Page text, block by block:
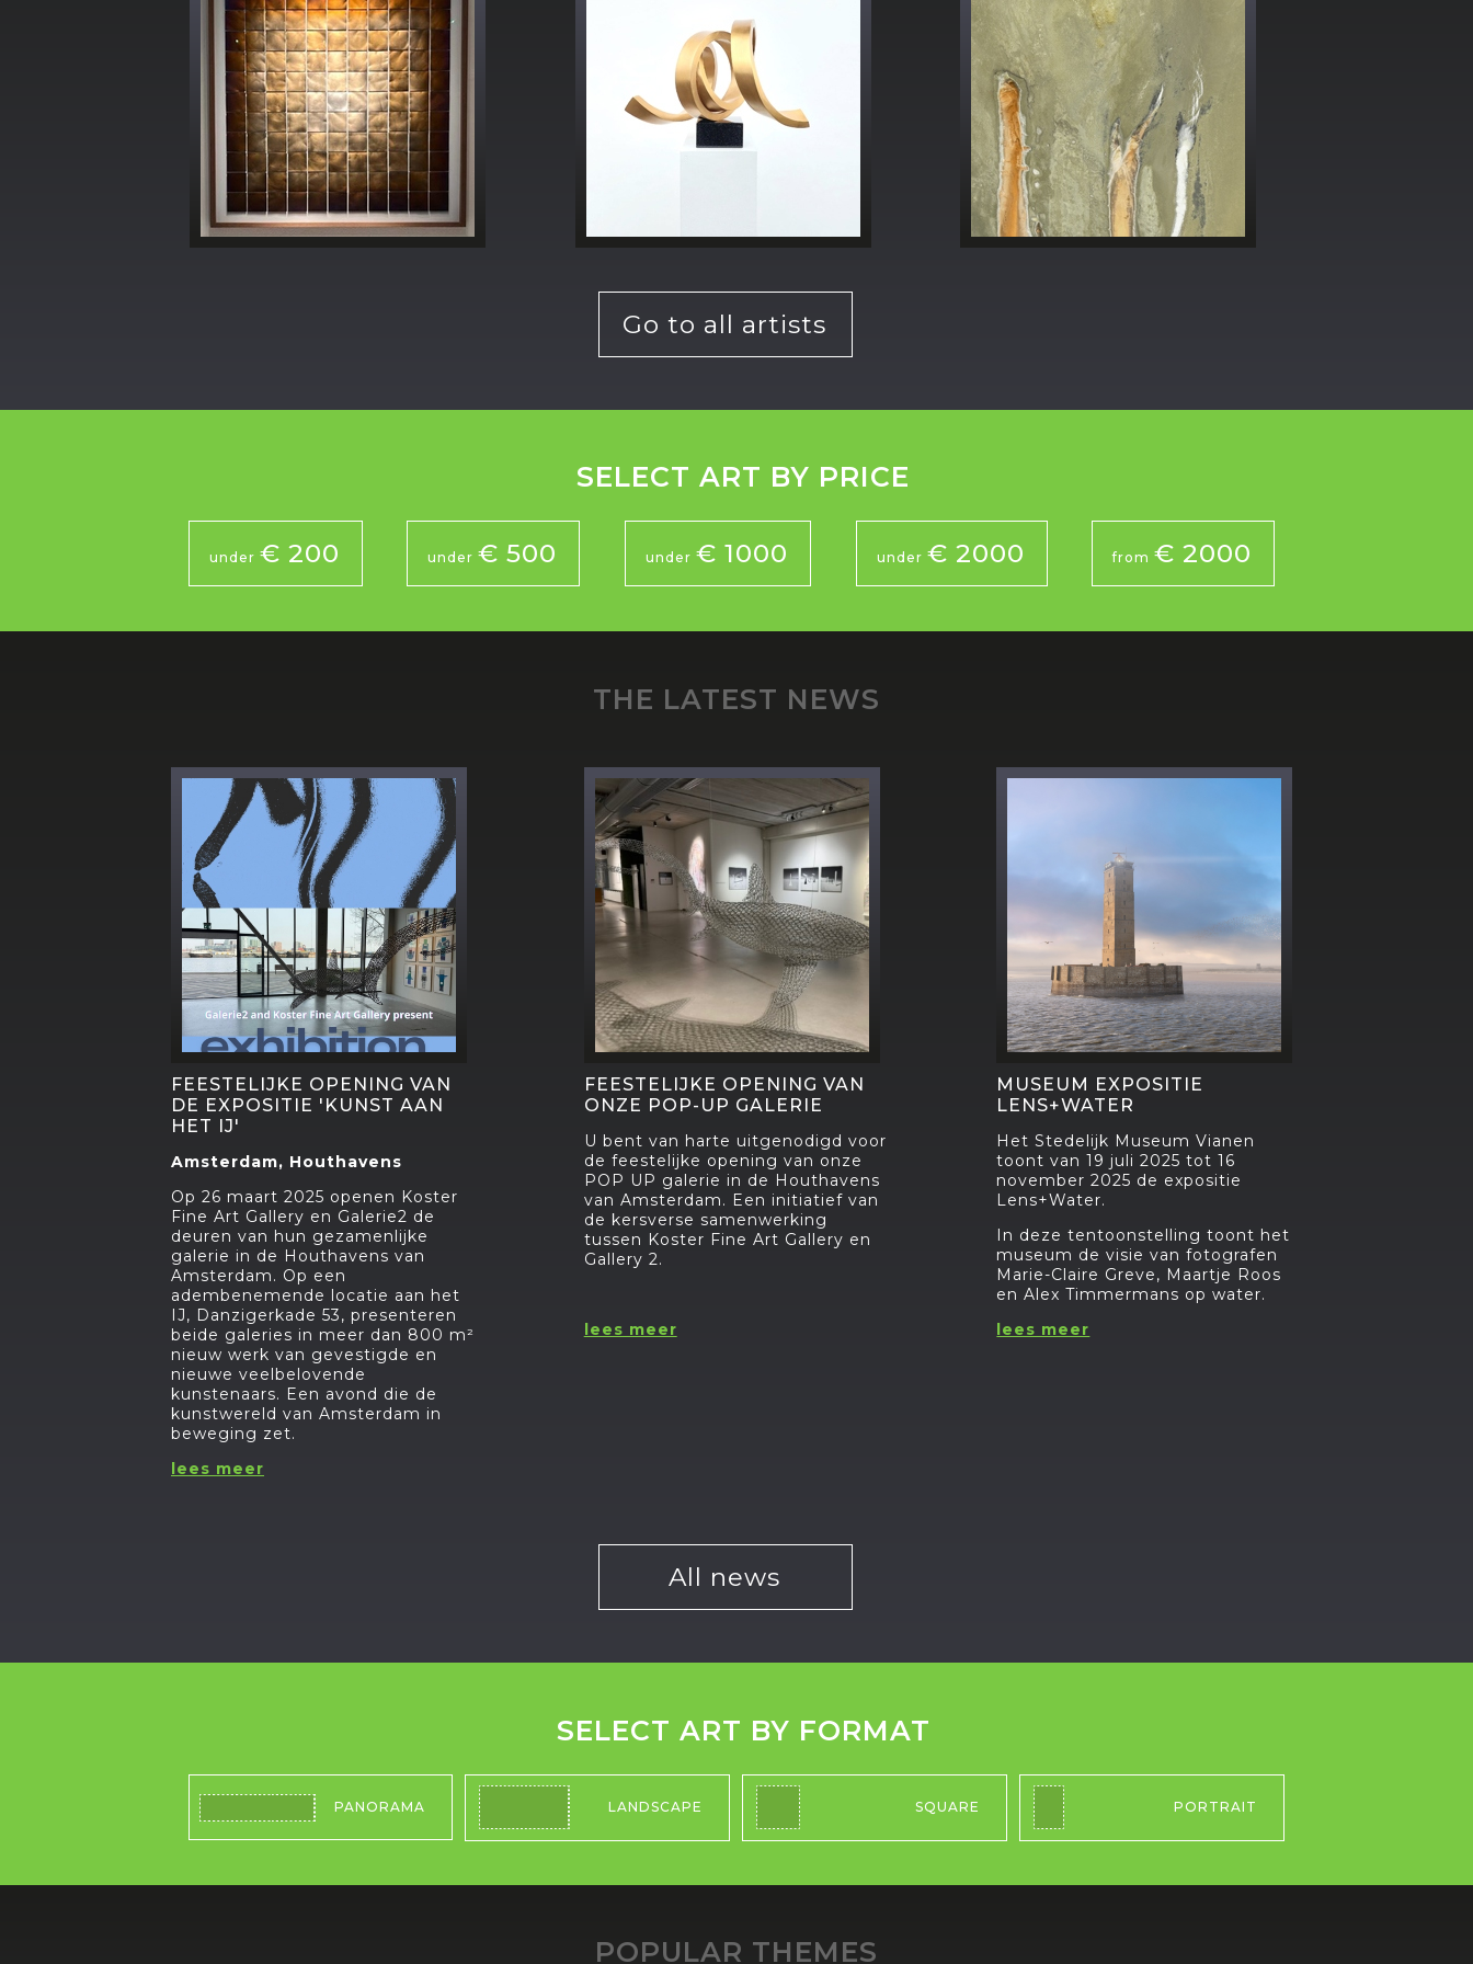
Go to all artists
SELECT ART BY PRICE
under € 200 under€ 500 under € 1000 under € 2000 from€ 2000
THE LATEST NEWS
FEESTELIJKE OPENING VAN
DE EXPOSITIE 'KUNST AAN
HET IJ'
Amsterdam, Houthavens
Op 26 maart 2025 openen Koster
Fine Art Gallery en Galerie2 de
deuren van hun gezamenlijke
galerie in de Houthavens van
Amsterdam. Op een
adembenemende locatie aan het
IJ, Danzigerkade 53, presenteren
beide galeries in meer dan 800 m²
nieuw werk van gevestigde en
nieuwe veelbelovende
kunstenaars. Een avond die de
kunstwereld van Amsterdam in
beweging zet.
lees meer
FEESTELIJKE OPENING VAN
ONZE POP-UP GALERIE
U bent van harte uitgenodigd voor
de feestelijke opening van onze
POP UP galerie in de Houthavens
van Amsterdam. Een initiatief van
de kersverse samenwerking
tussen Koster Fine Art Gallery en
Gallery 2.
lees meer
MUSEUM EXPOSITIE
LENS+WATER
Het Stedelijk Museum Vianen
toont van 19 juli 2025 tot 16
november 2025 de expositie
Lens+Water.
In deze tentoonstelling toont het
museum de visie van fotografen
Marie-Claire Greve, Maartje Roos
en Alex Timmermans op water.
lees meer
All news
SELECT ART BY FORMAT
PANORAMA LANDSCAPE SQUARE PORTRAIT
POPULAR THEMES